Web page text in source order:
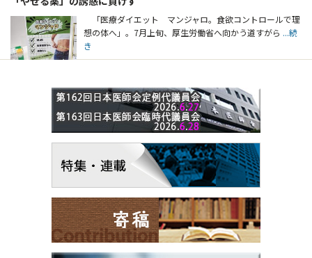
「医療ダイエット マンジャロ。食欲コントロールで理
想の体へ」。7月上旬、厚生労働省へ向かう道すがら ...続
き